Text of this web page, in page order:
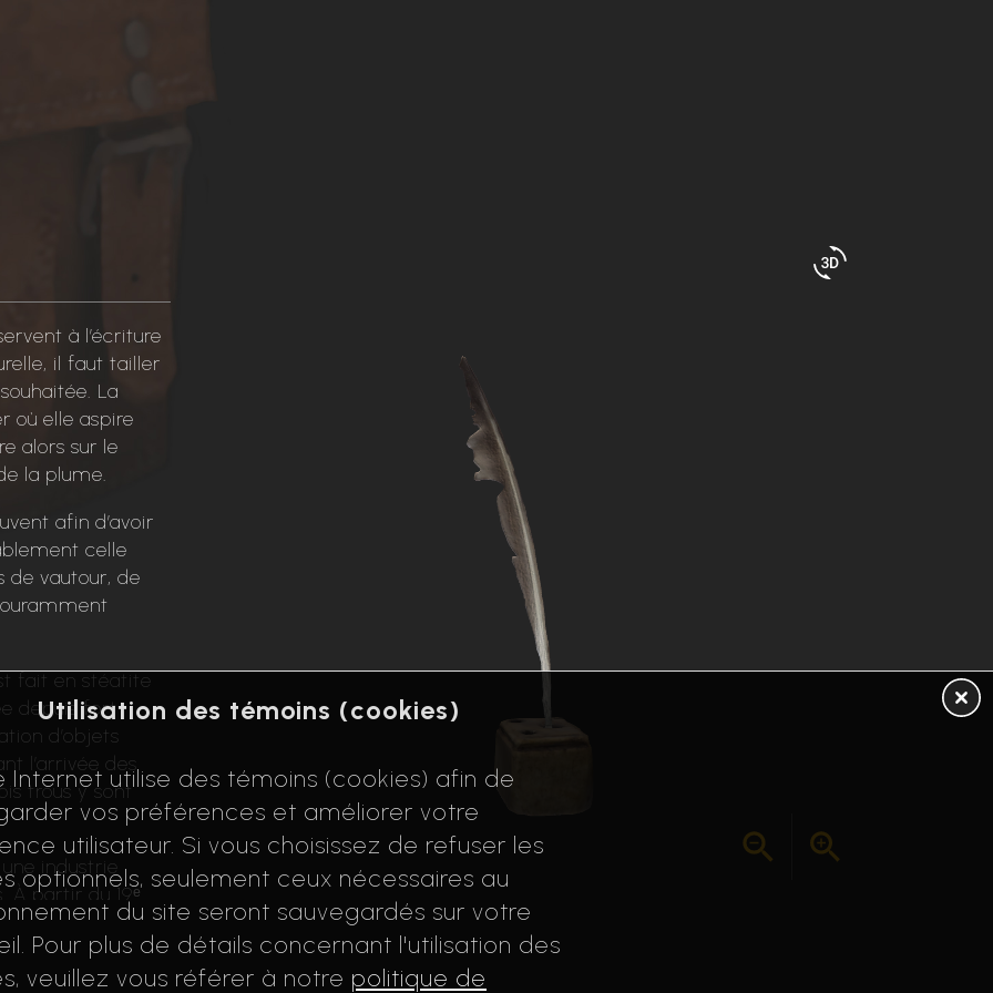
Utilisation des témoins (cookies)
Internet utilise des témoins (cookies) afin de
vos préférences et améliorer votre
utilisateur. Si vous choisissez de refuser les
optionnels, seulement ceux nécessaires au
du site seront sauvegardés sur votre
Pour plus de détails concernant l'utilisation des
veuillez vous référer à notre politique de
à l’écriture
il faut tailler
La
où elle aspire
alors sur le
la plume.
afin d’avoir
celle
de vautour, de
fait en stéatite
depuis fort
d’objets
l’arrivée des
trous y sont
industrie
À partir du 19ᵉ